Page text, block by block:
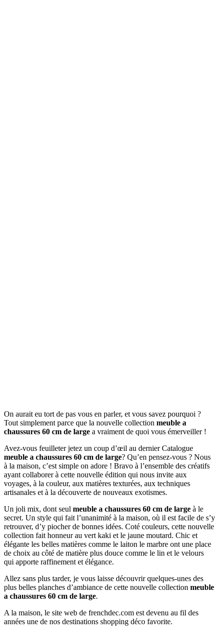
On aurait eu tort de pas vous en parler, et vous savez pourquoi ?
Tout simplement parce que la nouvelle collection meuble a
chaussures 60 cm de large a vraiment de quoi vous émerveiller !
Avez-vous feuilleter jetez un coup d’œil au dernier Catalogue
meuble a chaussures 60 cm de large? Qu’en pensez-vous ? Nous
à la maison, c’est simple on adore ! Bravo à l’ensemble des créatifs
ayant collaborer à cette nouvelle édition qui nous invite aux
voyages, à la couleur, aux matières texturées, aux techniques
artisanales et à la découverte de nouveaux exotismes.
Un joli mix, dont seul meuble a chaussures 60 cm de large à le
secret. Un style qui fait l’unanimité à la maison, où il est facile de s’y
retrouver, d’y piocher de bonnes idées. Coté couleurs, cette nouvelle
collection fait honneur au vert kaki et le jaune moutard. Chic et
élégante les belles matières comme le laiton le marbre ont une place
de choix au côté de matière plus douce comme le lin et le velours
qui apporte raffinement et élégance.
Allez sans plus tarder, je vous laisse découvrir quelques-unes des
plus belles planches d’ambiance de cette nouvelle collection meuble
a chaussures 60 cm de large.
A la maison, le site web de frenchdec.com est devenu au fil des
années une de nos destinations shopping déco favorite.